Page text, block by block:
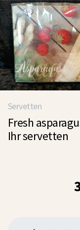
Servetten
Fresh
Ihr servetten